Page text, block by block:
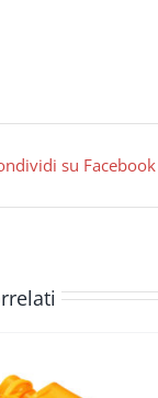
su Facebook